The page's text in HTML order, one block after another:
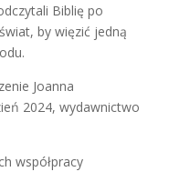
Biblię po
by więzić jedną
Joanna
2024, wydawnictwo
współpracy